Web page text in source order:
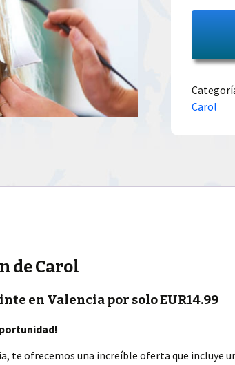
Carol
de Carol
en Valencia por solo EUR14.99
te ofrecemos una increíble oferta que